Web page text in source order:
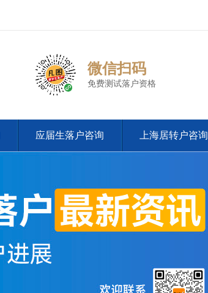
微信扫码
免费测试落户资格
应届生落户咨询 上海居转户咨询